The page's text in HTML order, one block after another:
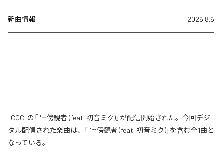
新曲情報 2026.8.6
-CCC-の「I'm傍観者 (feat. 初音ミク)」が配信開始された。今回デジ
タル配信された楽曲は、「I'm傍観者 (feat. 初音ミク)」を含む全1曲と
なっている。